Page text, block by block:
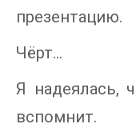
презентацию.
Чёрт…
Я надеялась,
вспомнит.